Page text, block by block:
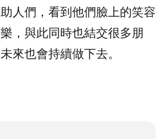
人們，看到他們臉上的笑容
，與此同時也結交很多朋
來也會持續做下去。